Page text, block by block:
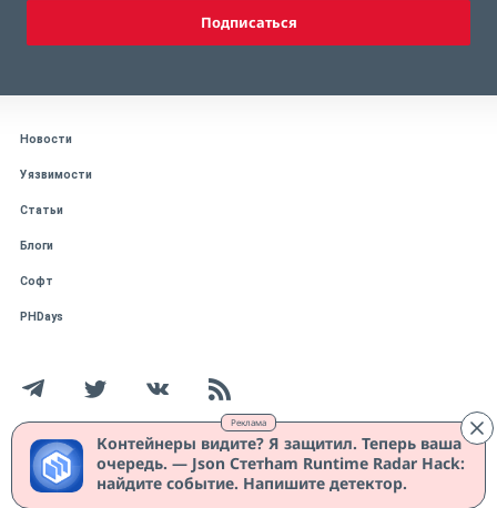
Реклама
Контейнеры видите? Я защитил. Теперь ваша
очередь. — Json Стетham Runtime Radar Hack:
найдите событие. Напишите детектор.
Подписаться
Новости
Уязвимости
Статьи
Блоги
Софт
PHDays
Работает на CMS "1С-Битрикс: Управление сайтом"
Защищено CURATOR